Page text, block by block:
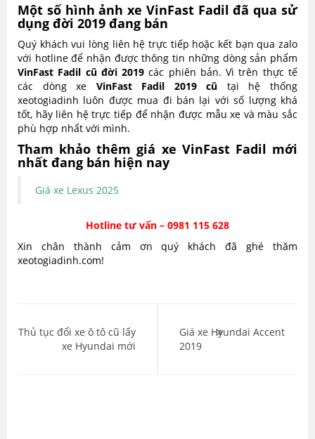
Một số hình ảnh xe VinFast Fadil đã qua sử
dụng đời 2019 đang bán
Quý khách vui lòng liên hệ trực tiếp hoặc kết bạn qua zalo
với hotline để nhận được thông tin những dòng sản phẩm
VinFast Fadil cũ đời 2019 các phiên bản. Vì trên thực tế
các dòng xe VinFast Fadil 2019 cũ tại hệ thống
xeotogiadinh luôn được mua đi bán lại với số lượng khá
tốt, hãy liên hệ trực tiếp để nhận được mẫu xe và màu sắc
phù hợp nhất với mình.
Tham khảo thêm giá xe VinFast Fadil mới
nhất đang bán hiện nay
Giá xe Lexus 2025
Hotline tư vấn – 0981 115 628
Xin chân thành cảm ơn quý khách đã ghé thăm
xeotogiadinh.com!
hướng
Thủ tục đổi xe ô tô cũ lấy
xe Hyundai mới
Giá xe Hyundai Accent
2019